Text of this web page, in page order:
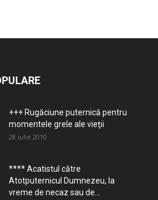
+++ Rugăciune puternică pentru
momentele grele ale vieţii
28 iulie 2010
**** Acatistul către
Atotputernicul Dumnezeu, la
vreme de necaz sau de...